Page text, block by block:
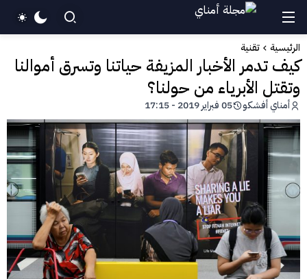
الرئيسية تقنية
كيف تدمر الأخبار المزيفة حياتنا وتسرق أموالنا
وتقتل الأبرياء من حولنا؟
أمناي أفشكو 05 فبراير 2019 - 17:15